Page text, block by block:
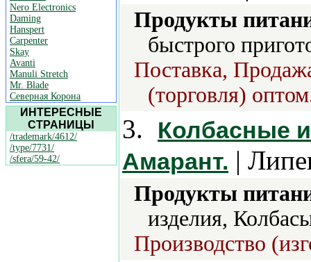
Nero Electronics
Daming
Hanspert
Carpenter
Skay
Avanti
Manuli Stretch
Mr. Blade
Северная Корона
ИНТЕРЕСНЫЕ
СТРАНИЦЫ
/trademark/4612/
/type/7731/
/sfera/59-42/
Продукты
быстрого
Поставка,
(торговля)
3.
Колбасные
Амарант. |
Продукты
изделия,
Производство